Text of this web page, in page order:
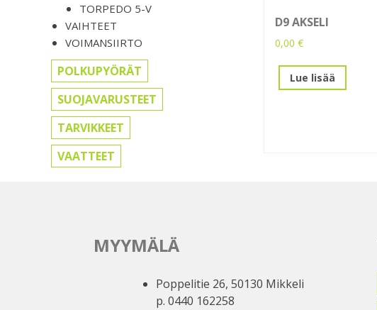
TORPEDO 5-V
VAIHTEET
VOIMANSIIRTO
POLKUPYÖRÄT
SUOJAVARUSTEET
TARVIKKEET
VAATTEET
D9 AKSELI
0,00 €
Lue lisää
MYYMÄLÄ
Poppelitie 26, 50130 Mikkeli
p. 0440 162258